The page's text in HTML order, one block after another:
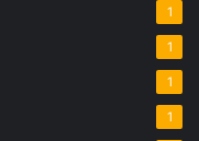
1
1
1
1